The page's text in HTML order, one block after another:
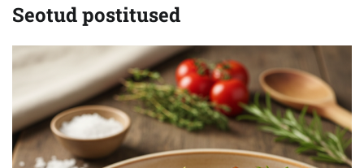
Seotud postitused